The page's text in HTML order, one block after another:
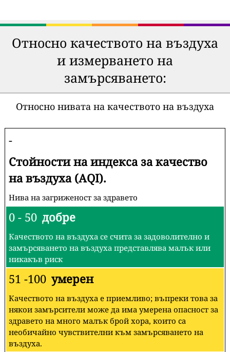
Относно качеството на въздуха
и измерването на
замърсяването:
Относно нивата на качеството на въздуха
-
Стойности на индекса за качество
на въздуха (AQI).
Нива на загриженост за здравето
0 - 50 добре
Качеството на въздуха се счита за задоволително и
замърсяването на въздуха представлява малък или
никакъв риск
51 -100 умерен
Качеството на въздуха е приемливо; въпреки това за
някои замърсители може да има умерена опасност за
здравето на много малък брой хора, които са
необичайно чувствителни към замърсяването на
въздуха.